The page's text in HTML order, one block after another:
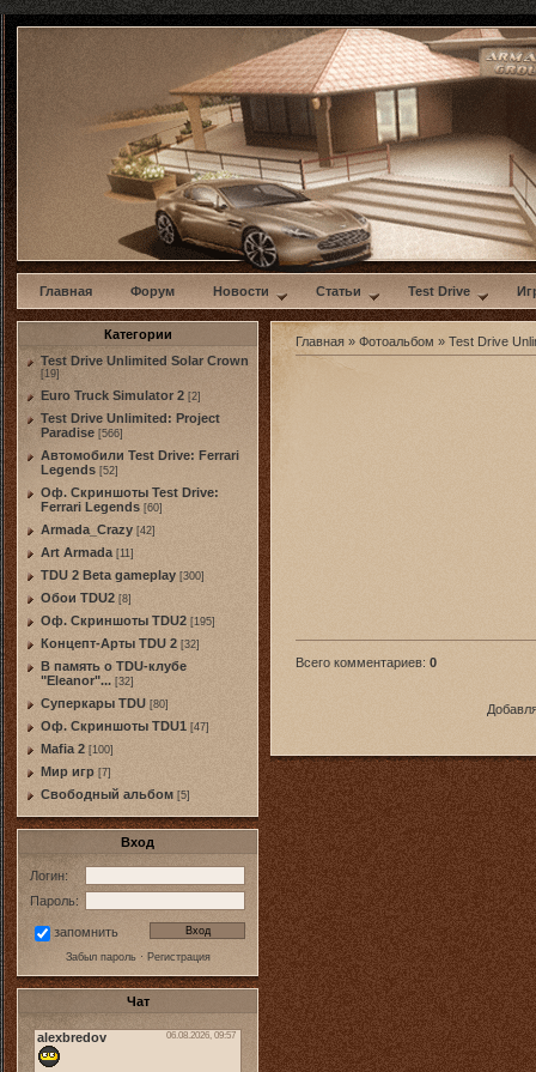
w
Главная Форум Новости Статьи Test Drive
Категории
Test Drive Unlimited Solar Crown
[19]
Euro Truck Simulator 2 [2]
Test Drive Unlimited: Project
Paradise [566]
Автомобили Test Drive: Ferrari
Legends [52]
Оф. Скриншоты Test Drive:
Ferrari Legends [60]
Armada_Crazy [42]
Art Armada [11]
TDU 2 Beta gameplay [300]
Обои TDU2 [8]
Оф. Скриншоты TDU2 [195]
Концепт-Арты TDU 2 [32]
В память о TDU-клубе
"Eleanor"... [32]
Суперкары TDU [80]
Оф. Скриншоты TDU1 [47]
Mafia 2 [100]
Мир игр [7]
Свободный альбом [5]
Вход
Логин:
Пароль:
запомнить
Забыл пароль· Регистрация
Чат
Главная » Фотоальбом » Test Drive
Всего комментариев: 0